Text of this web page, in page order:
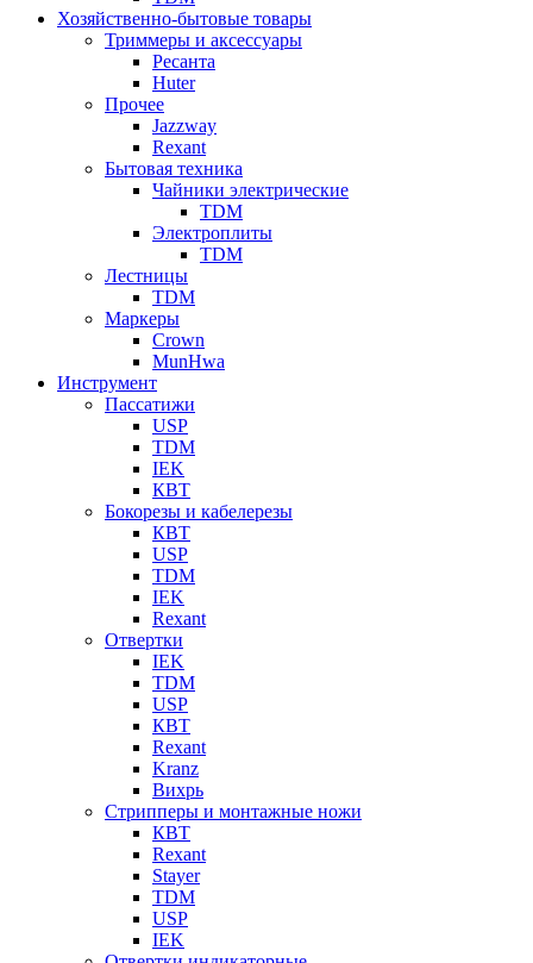
Хозяйственно-бытовые товары
Триммеры и аксессуары
Ресанта
Huter
Прочее
Jazzway
Rexant
Бытовая техника
Чайники электрические
TDM
Электроплиты
TDM
Лестницы
TDM
Маркеры
Crown
MunHwa
Инструмент
Пассатижи
USP
TDM
IEK
КВТ
Бокорезы и кабелерезы
КВТ
USP
TDM
IEK
Rexant
Отвертки
IEK
TDM
USP
КВТ
Rexant
Kranz
Вихрь
Стрипперы и монтажные ножи
КВТ
Rexant
Stayer
TDM
USP
IEK